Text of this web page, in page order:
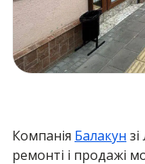
Компанія Балакун
ремонті і продажі